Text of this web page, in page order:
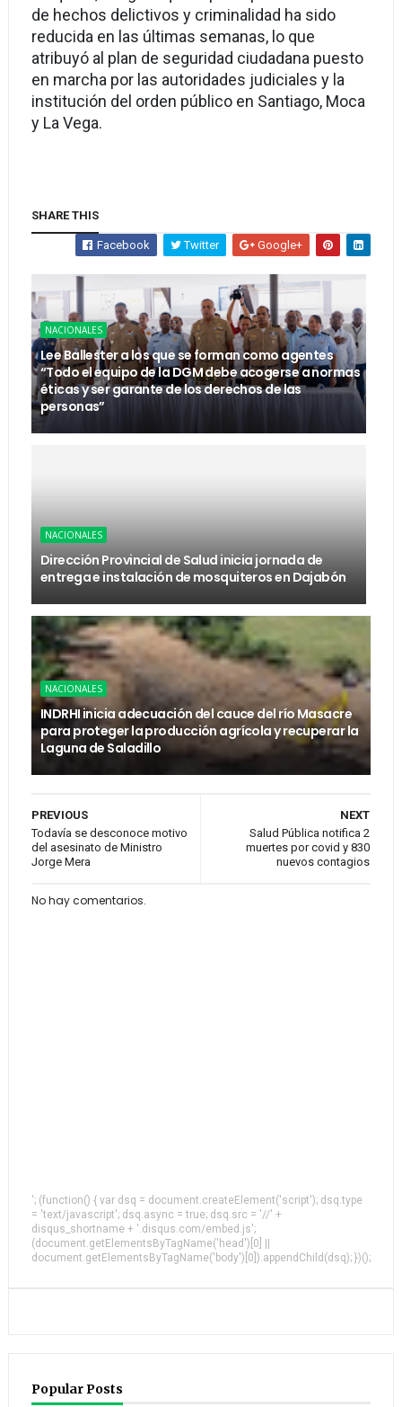
de hechos delictivos y criminalidad ha sido
reducida en las últi­mas semanas, lo que
atribuyó al plan de seguridad ciuda­dana puesto
en marcha por las autoridades judiciales y la
institución del orden pú­blico en Santiago, Moca
y La Vega.
SHARE THIS
Facebook Twitter Google+
NACIONALES
Lee Ballester a los que se forman como agentes
“Todo el equipo de la DGM debe acogerse a normas
éticas y ser garante de los derechos de las
personas”
NACIONALES
Dirección Provincial de Salud inicia jornada de
entrega e instalación de mosquiteros en Dajabón
NACIONALES
INDRHI inicia adecuación del cauce del río Masacre
para proteger la producción agrícola y recuperar la
Laguna de Saladillo
NEXT
Salud Pública notifica 2
muertes por covid y 830
nuevos contagios
PREVIOUS
Todavía se desconoce motivo
del asesinato de Ministro
Jorge Mera
No hay comentarios.
'; (function() { var dsq = document.createElement('script'); dsq.type
= 'text/javascript'; dsq.async = true; dsq.src = '//' +
disqus_shortname + '.disqus.com/embed.js';
(document.getElementsByTagName('head')[0] ||
document.getElementsByTagName('body')[0]).appendChild(dsq); })();
Popular Posts